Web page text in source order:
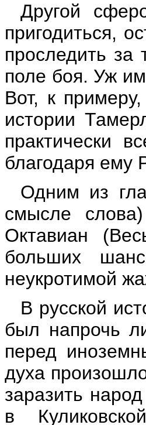
Другой
пригодиться,
проследить
поле боя. Уж
Вот, к
истории
практически
благодаря ему
Одним из
смысле
Октавиан
больших
неукротимой
В русской
был напрочь
перед
духа
заразить
в